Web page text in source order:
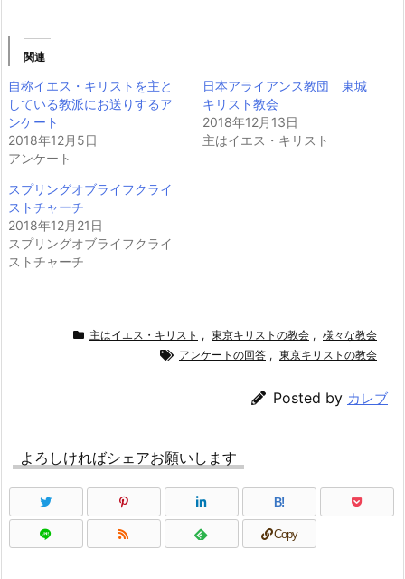
関連
自称イエス・キリストを主と
している教派にお送りするア
ンケート
2018年12月5日
アンケート
日本アライアンス教団 東城
キリスト教会
2018年12月13日
主はイエス・キリスト
スプリングオブライフクライ
ストチャーチ
2018年12月21日
スプリングオブライフクライ
ストチャーチ
主はイエス・キリスト , 東京キリストの教会 , 様々な教会
アンケートの回答 , 東京キリストの教会
Posted by カレブ
よろしければシェアお願いします
B!
Copy